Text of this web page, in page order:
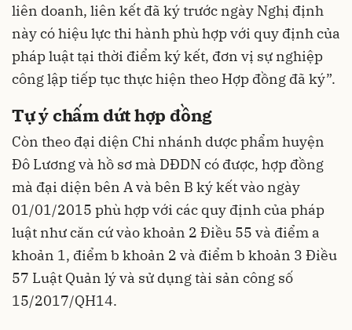
liên doanh, liên kết đã ký trước ngày Nghị định
này có hiệu lực thi hành phù hợp với quy định của
pháp luật tại thời điểm ký kết, đơn vị sự nghiệp
công lập tiếp tục thực hiện theo Hợp đồng đã ký”.
Tự ý chấm dứt hợp đồng
Còn theo đại diện Chi nhánh dược phẩm huyện
Đô Lương và hồ sơ mà DĐDN có được, hợp đồng
mà đại diện bên A và bên B ký kết vào ngày
01/01/2015 phù hợp với các quy định của pháp
luật như căn cứ vào khoản 2 Điều 55 và điểm a
khoản 1, điểm b khoản 2 và điểm b khoản 3 Điều
57 Luật Quản lý và sử dụng tài sản công số
15/2017/QH14.